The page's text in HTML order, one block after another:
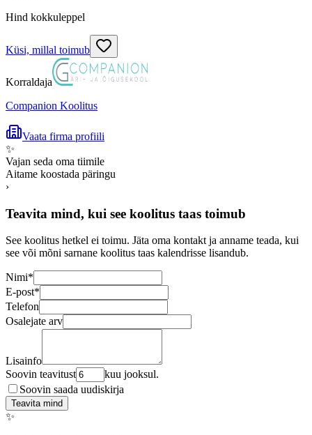
Hind kokkuleppel
Küsi, millal toimub
Korraldaja
Companion Koolitus
Vaata firma profiili
✨
Vajan seda oma tiimile
Aitame koostada päringu
›
Teavita mind, kui see koolitus taas toimub
See koolitus hetkel ei toimu. Jäta oma kontakt ja anname teada, kui
see või mõni sarnane koolitus taas kalendrisse lisandub.
Nimi*
E-post*
Telefon
Osalejate arv
Lisainfo
Soovin teavitust
kuu jooksul.
Soovin saada uudiskirja
Teavita mind
✨